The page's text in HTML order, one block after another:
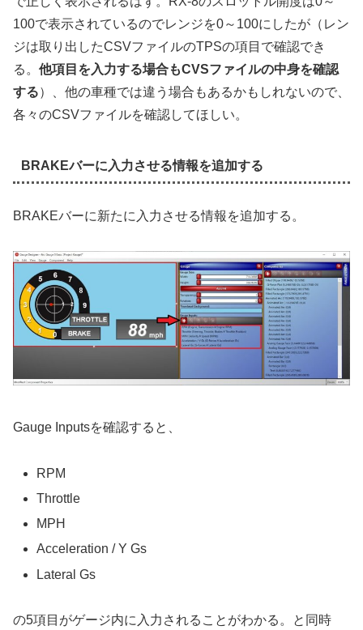
100で表示されているのでレンジを0～100にしたが（レン
ジは取り出したCSVファイルのTPSの項目で確認でき
る。 他項目を入力する場合もCVSファイルの中身を確認
する）、他の車種では違う場合もあるかもしれないので、
各々のCSVファイルを確認してほしい。
BRAKEバーに入力させる情報を追加する
BRAKEバーに新たに入力させる情報を追加する。
Gauge Inputsを確認すると、
RPM
Throttle
MPH
Acceleration / Y Gs
Lateral Gs
の5項目がゲージ内に入力されることがわかる。と同時